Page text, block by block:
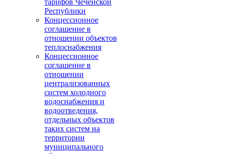
тарифов Чеченской
Республики
Концессионное
соглашение в
отношении объектов
теплоснабжения
Концессионное
соглашение в
отношении
централизованных
систем холодного
водоснабжения и
водоотведения,
отдельных объектов
таких систем на
территории
муниципального